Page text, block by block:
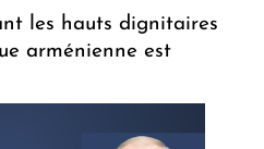
les hauts dignitaires
arménienne est